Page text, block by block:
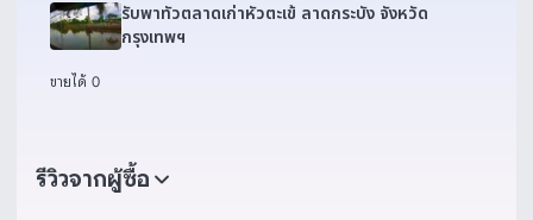
รับพาทัวตลาดเก่าหัวตะเข้ ลาดกระบัง จังหวัด
กรุงเทพฯ
ขายได้ 0
รีวิวจากผู้ซื้อ